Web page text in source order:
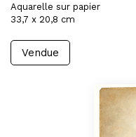
Aquarelle sur papier
33,7 x 20,8 cm
Vendue